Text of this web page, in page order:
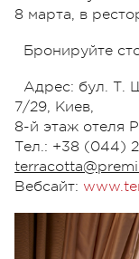
8 марта, в
Бронируйте
Адрес: бул. Т.
7/29, Киев,
8-й этаж отеля
Тел.: +38 (044)
Вебсайт: